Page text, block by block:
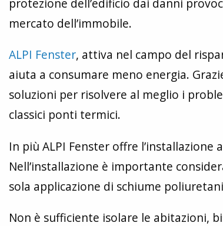
protezione dell’edificio dai danni
mercato dell’immobile.
ALPI Fenster, attiva nel campo del
aiuta a consumare meno energia.
soluzioni per risolvere al meglio i
classici ponti termici.
In più ALPI Fenster offre
Nell’installazione è importante
sola applicazione di schiume
Non è sufficiente isolare le abitazioni,